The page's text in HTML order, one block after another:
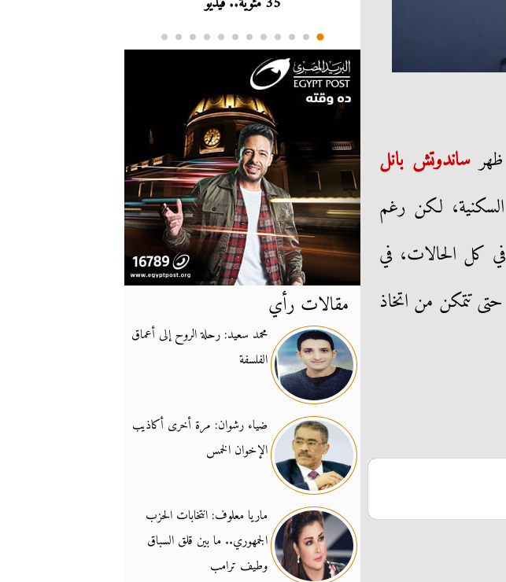
ساندوتش بانل
السكنية، لكن رغم
في كل الحالات، في
تتمكن من اتخاذ
مقالات رأي
محمد سعيد: رحلة الروح إلى أعماق
الفلسفة
ضياء رشوان: مرة أخرى أكاذيب
الإخوان الخمس
ماريا معلوف: انتخابات الحزب
الجمهوري.. ما بين قلق السباق
وطيف ترامب